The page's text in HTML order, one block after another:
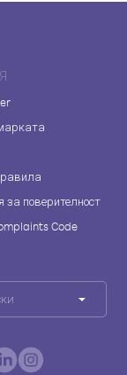
за поверителност
Code